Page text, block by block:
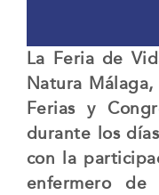
La Feria de
Natura
Ferias y
durante los
con la
enfermero